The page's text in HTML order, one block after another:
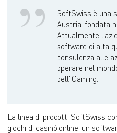
SoftSwiss è una
Austria, fondata
Attualmente
software di alta
consulenza alle
operare nel
dell'iGaming.
La linea di prodotti SoftSwiss
giochi di casinò online, un